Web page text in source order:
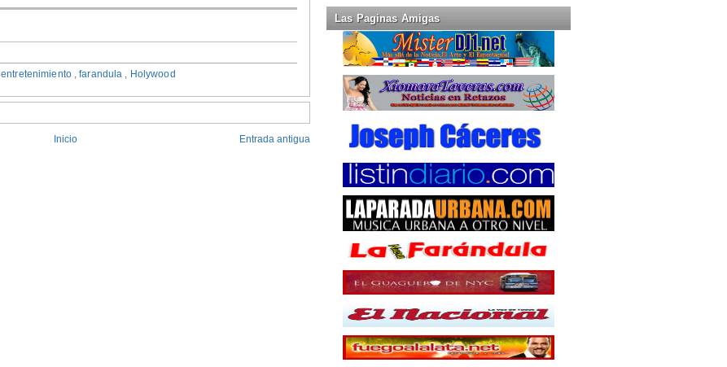
,entretenimiento ,farandula Holywood
Entrada antigua
Inicio
Las Paginas Amigas